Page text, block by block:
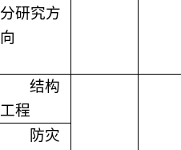
分研究方
向
结构
工程
防灾